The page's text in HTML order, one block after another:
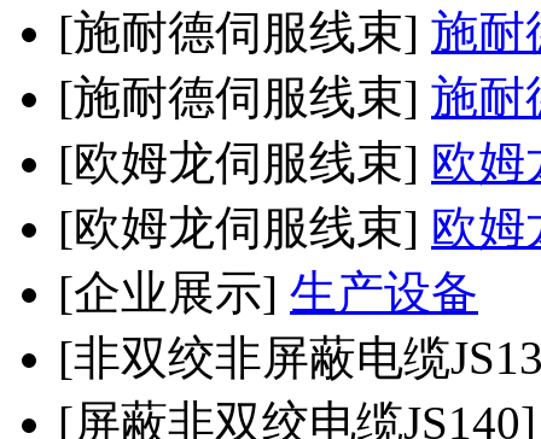
[施耐德伺服线束] 施耐
[施耐德伺服线束] 施耐
[欧姆龙伺服线束] 欧姆
[欧姆龙伺服线束] 欧姆
[企业展示] 生产设备
[非双绞非屏蔽电缆
[屏蔽非双绞电缆